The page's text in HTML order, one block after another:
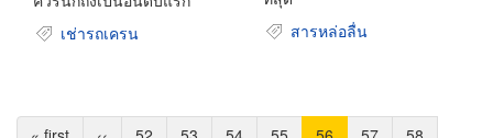
เช่ารถเครน
สารหล่อลื่น
Pagination